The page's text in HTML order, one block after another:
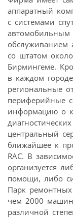
аппаратный
с системами
автомобильным
обслуживанием
со штатом
Бирмингеме.
в каждом
региональные
периферийные
информацию о
центральный
ближайшее к
RAC. В
организуется
помощи, либо
Парк ремонтных
чем 2000
различной